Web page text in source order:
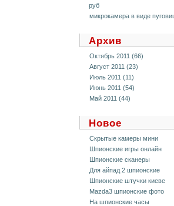
руб
микрокамера в виде
Архив
Октябрь 2011 (66)
Август 2011 (23)
Июль 2011 (11)
Июнь 2011 (54)
Май 2011 (44)
Новое
Скрытые камеры мини
Шпионские игры онлайн
Шпионские сканеры
Для айпад 2 шпионские
Шпионские штучки киеве
Mazda3 шпионские фото
На шпионские часы